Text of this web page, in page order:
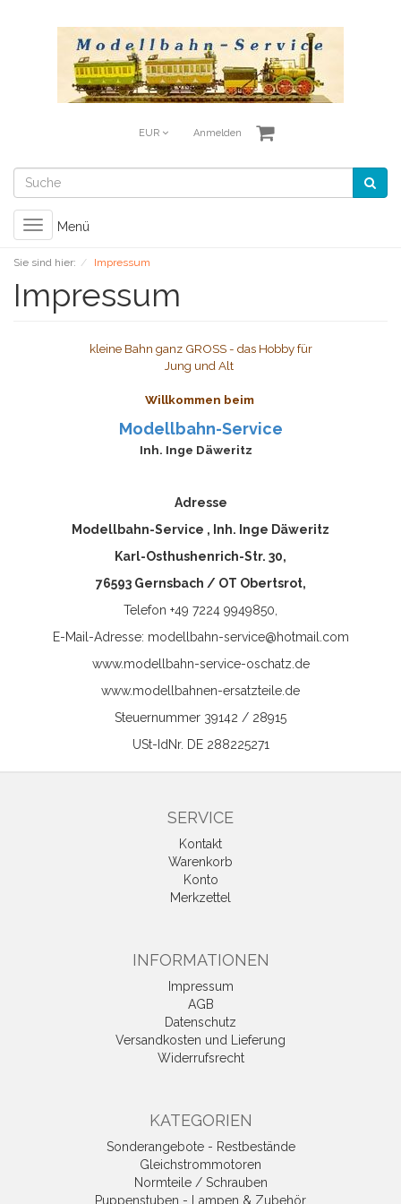
EUR Anmelden
Toggle
navigation
Menü
Sie sind hier: Impressum
Impressum
kleine Bahn ganz GROSS - das Hobby für
Jung und Alt
Willkommen beim
Modellbahn-Service
Inh. Inge Däweritz
Adresse
Modellbahn-Service , Inh. Inge Däweritz
Karl-Osthushenrich-Str. 30,
76593 Gernsbach / OT Obertsrot,
Telefon +49 7224 9949850,
E-Mail-Adresse: modellbahn-service@hotmail.com
www.modellbahn-service-oschatz.de
www.modellbahnen-ersatzteile.de
Steuernummer 39142 / 28915
USt-IdNr. DE 288225271
SERVICE
Kontakt
Warenkorb
Konto
Merkzettel
INFORMATIONEN
Impressum
AGB
Datenschutz
Versandkosten und Lieferung
Widerrufsrecht
KATEGORIEN
Sonderangebote - Restbestände
Gleichstrommotoren
Normteile / Schrauben
Puppenstuben - Lampen & Zubehör